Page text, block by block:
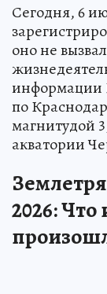
Сегодня, 6
оно не
информации
по
магнитудой
акватории
2026: Что